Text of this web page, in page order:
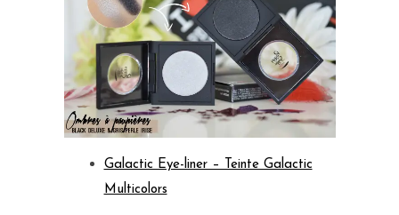
Galactic Eye-liner – Teinte Galactic
Multicolors